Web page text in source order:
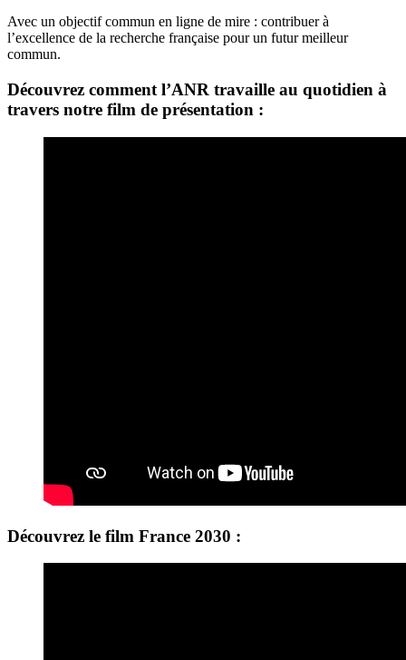
Avec un objectif commun en ligne de mire : contribuer à
l’excellence de la recherche française pour un futur meilleur
commun.
Découvrez comment l’ANR travaille au quotidien à
travers notre film de présentation :
Découvrez le film France 2030 :